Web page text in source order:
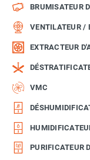
BRUMISATEUR
VENTILATEUR /
EXTRACTEUR
VMC
PURIFICATEUR